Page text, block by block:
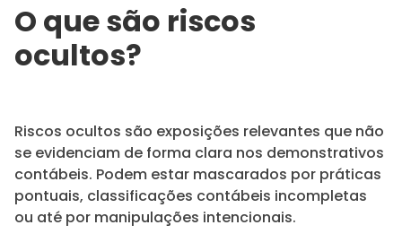
O que são riscos
ocultos?
Riscos ocultos são exposições relevantes que não
se evidenciam de forma clara nos demonstrativos
contábeis. Podem estar mascarados por práticas
pontuais, classificações contábeis incompletas
ou até por manipulações intencionais.